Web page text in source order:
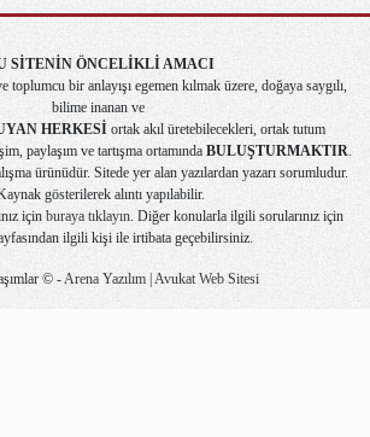
SİTENİN ÖNCELİKLİ AMACI
toplumcu bir anlayışı egemen kılmak üzere, doğaya saygılı,
bilime inanan ve
HERKESİ ortak akıl üretebilecekleri, ortak tutum
paylaşım ve tartışma ortamında BULUŞTURMAKTIR.
ürünüdür. Sitede yer alan yazılardan yazarı sorumludur.
gösterilerek alıntı yapılabilir.
için buraya tıklayın. Diğer konularla ilgili sorularınız için
ilgili kişi ile irtibata geçebilirsiniz.
© -Arena Yazılım | Avukat Web Sitesi